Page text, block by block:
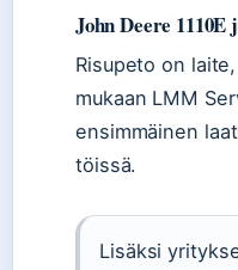
John Deere 1110E
Risupeto on
mukaan LMM
ensimmäinen
töissä.
Lisäksi